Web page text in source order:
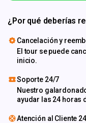
¿Por qué deberías
Cancelación y
El tour se puede
inicio.
Soporte 24/7
Nuestro
ayudar las 24 horas
Atención al Cliente